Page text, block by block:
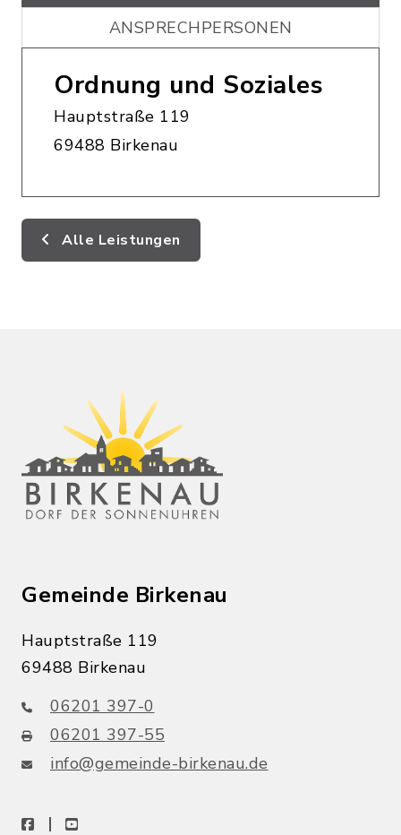
ANSPRECHPERSONEN
Ordnung und Soziales
Hauptstraße 119
69488 Birkenau
Alle Leistungen
Gemeinde Birkenau
Hauptstraße 119
69488 Birkenau
06201 397-0
06201 397-55
info@gemeinde-birkenau.de
facebookyoutube